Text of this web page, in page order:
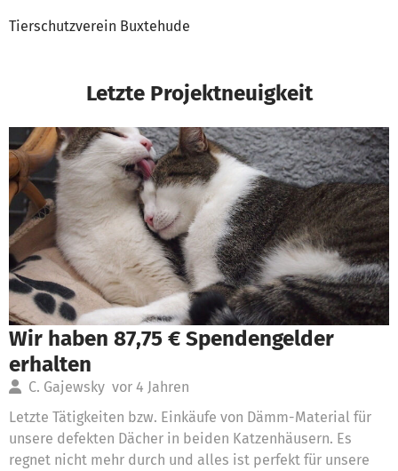
Tierschutzverein Buxtehude
Letzte Projektneuigkeit
Wir haben 87,75 € Spendengelder
erhalten
C. Gajewsky vor 4 Jahren
Letzte Tätigkeiten bzw. Einkäufe von Dämm-Material für
unsere defekten Dächer in beiden Katzenhäusern. Es
regnet nicht mehr durch und alles ist perfekt für unsere